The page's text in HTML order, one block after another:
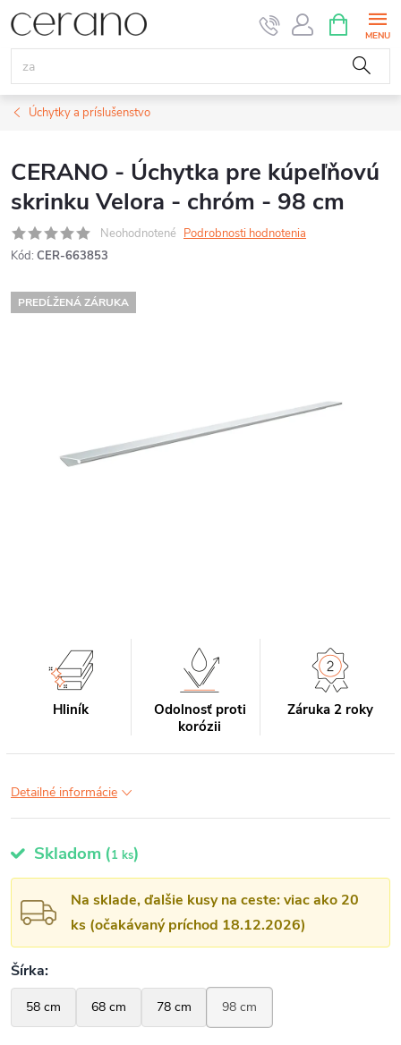
Prejsť
na
obsah
KOŠÍK
Úchytky a príslušenstvo
CERANO - Úchytka pre kúpeľňovú
skrinku Velora - chróm - 98 cm
Neohodnotené Podrobnosti hodnotenia
Kód: CER-663853
PREDĹŽENÁ ZÁRUKA
Hliník
Odolnosť proti
korózii
Záruka 2 roky
Detailné informácie
Skladom (1 ks)
Na sklade, ďalšie kusy na ceste: viac ako 20
ks (očakávaný príchod 18.12.2026)